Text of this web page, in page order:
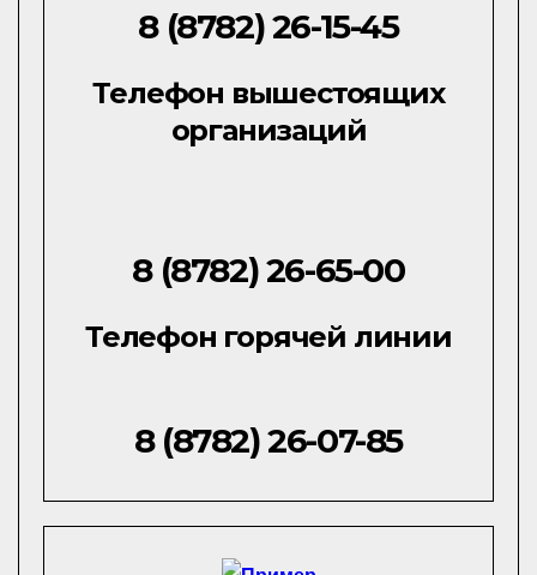
8 (8782) 26-15-45
Телефон вышестоящих
организаций
8 (8782) 26-65-00
Телефон горячей линии
8 (8782) 26-07-85